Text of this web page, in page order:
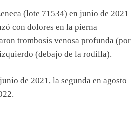
(lote 71534) en junio de 2021
con dolores en la pierna
trombosis venosa profunda (por
(debajo de la rodilla).
de 2021, la segunda en agosto